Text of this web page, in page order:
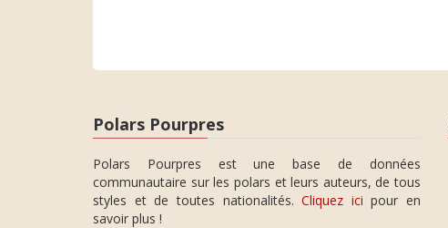
Polars Pourpres
Polars Pourpres est une base de données
communautaire sur les polars et leurs auteurs, de tous
styles et de toutes nationalités.Cliquez ici pour en
savoir plus !